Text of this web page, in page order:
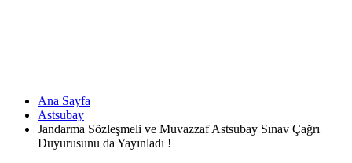
Ana Sayfa
Astsubay
Jandarma Sözleşmeli ve Muvazzaf Astsubay Sınav Çağrı
Duyurusunu da Yayınladı !